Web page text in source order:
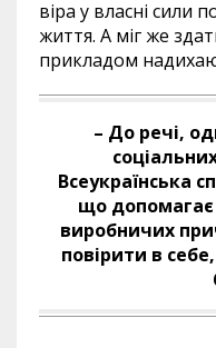
віра у власні сили
життя. А міг же
прикладом
– До речі,
Всеукраїнська
що
виробничих
повірити в